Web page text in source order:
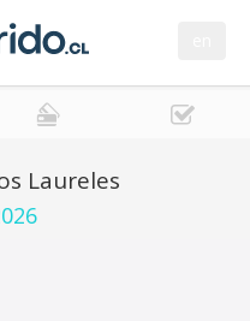
Laureles